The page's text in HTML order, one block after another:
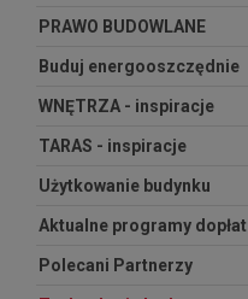
PRAWO BUDOWLANE
Buduj energooszczędnie
WNĘTRZA - inspiracje
TARAS - inspiracje
Użytkowanie budynku
Aktualne programy dopłat
Polecani Partnerzy